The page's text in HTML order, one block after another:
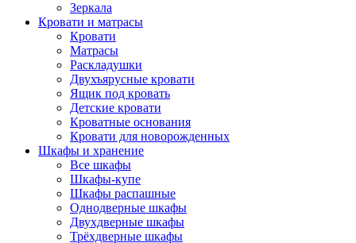
Зеркала
Кровати и матрасы
Кровати
Матрасы
Раскладушки
Двухъярусные кровати
Ящик под кровать
Детские кровати
Кроватные основания
Кровати для новорожденных
Шкафы и хранение
Все шкафы
Шкафы-купе
Шкафы распашные
Однодверные шкафы
Двухдверные шкафы
Трёхдверные шкафы